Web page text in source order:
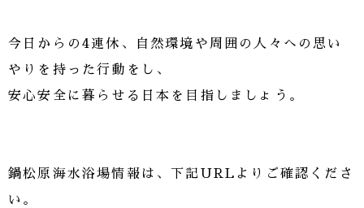
今日からの4連休、自然環境や周囲の人々への思い
やりを持った行動をし、
安心安全に暮らせる日本を目指しましょう。
鍋松原海水浴場情報は、下記URLよりご確認くださ
い。